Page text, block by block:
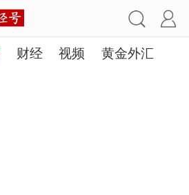
财经 视频 黄金外汇